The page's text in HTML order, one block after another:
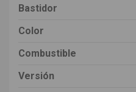
Bastidor
Color
Combustible
Versión